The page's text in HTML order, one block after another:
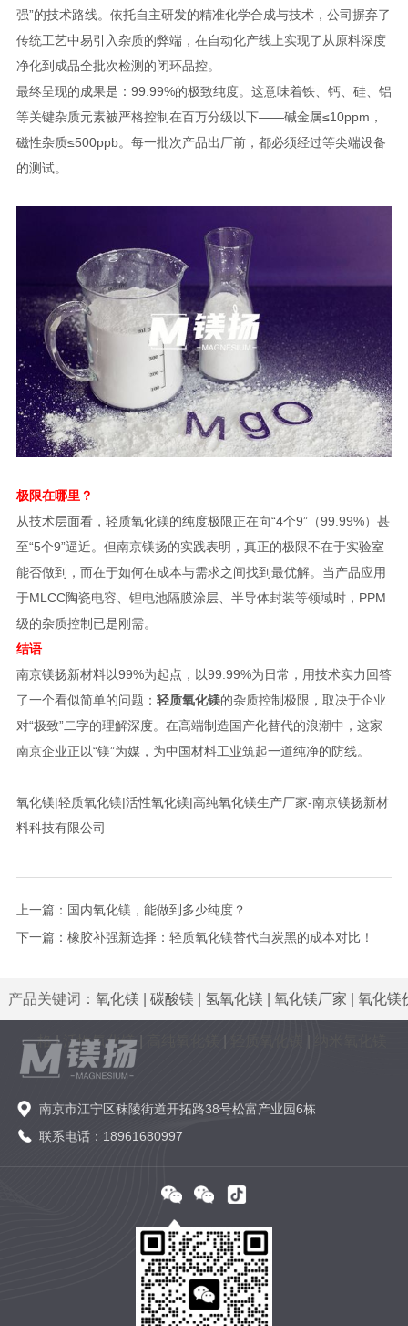
强”的技术路线。依托自主研发的精准化学合成与技术，公司摒弃了
传统工艺中易引入杂质的弊端，在自动化产线上实现了从原料深度
净化到成品全批次检测的闭环品控。
最终呈现的成果是：99.99%的极致纯度。这意味着铁、钙、硅、铝
等关键杂质元素被严格控制在百万分级以下——碱金属≤10ppm，
磁性杂质≤500ppb。每一批次产品出厂前，都必须经过等尖端设备
的测试。
极限在哪里？
从技术层面看，轻质氧化镁的纯度极限正在向“4个9”（99.99%）甚
至“5个9”逼近。但南京镁扬的实践表明，真正的极限不在于实验室
能否做到，而在于如何在成本与需求之间找到最优解。当产品应用
于MLCC陶瓷电容、锂电池隔膜涂层、半导体封装等领域时，PPM
级的杂质控制已是刚需。
结语
南京镁扬新材料以99%为起点，以99.99%为日常，用技术实力回答
了一个看似简单的问题： 轻质氧化镁的杂质控制极限，取决于企业
对“极致”二字的理解深度。在高端制造国产化替代的浪潮中，这家
南京企业正以“镁”为媒，为中国材料工业筑起一道纯净的防线。
氧化镁|轻质氧化镁|活性氧化镁|高纯氧化镁生产厂家-南京镁扬新材
料科技有限公司
上一篇： 国内氧化镁，能做到多少纯度？
下一篇： 橡胶补强新选择：轻质氧化镁替代白炭黑的成本对比！
产品关键词： 氧化镁 碳酸镁 氢氧化镁 氧化镁厂家 氧化镁
格| 活性氧化镁|
南京市江宁区秣陵街道开拓路38号松富产业园6栋
联系电话：18961680997